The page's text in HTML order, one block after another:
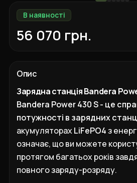
В наявності
56 070 грн.
Опис
Зарядна станція Bandera
Bandera Power 430 S - це
потужності в зарядних
акумуляторахLiFePO4з
означає, що ви можете
протягом багатьох років
повного заряду-розряду.